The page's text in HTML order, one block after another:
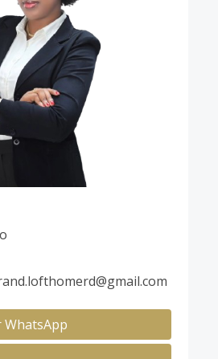
WhatsApp